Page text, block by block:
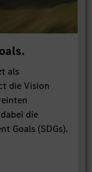
als
die Vision
die
Goals (SDGs).